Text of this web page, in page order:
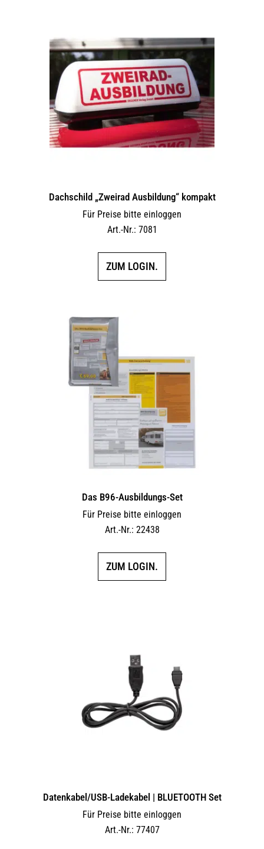
Dachschild „Zweirad Ausbildung“ kompakt
Für Preise bitte einloggen
Art.-Nr.: 7081
ZUM LOGIN.
Das B96-Ausbildungs-Set
Für Preise bitte einloggen
Art.-Nr.: 22438
ZUM LOGIN.
Datenkabel/USB-Ladekabel | BLUETOOTH Set
Für Preise bitte einloggen
Art.-Nr.: 77407